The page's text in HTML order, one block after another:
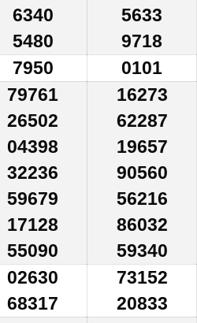
6340
5480
5633
9718
7950 0101
79761
26502
04398
32236
59679
17128
55090
16273
62287
19657
90560
56216
86032
59340
02630
68317
73152
20833